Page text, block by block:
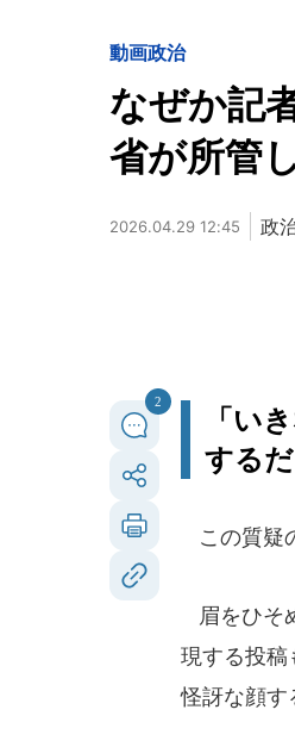
動画政治
なぜか記
省が所管
2026.04.29 12:45 政
2
「い
するだ
この質疑
眉をひそ
現する投稿
怪訝な顔す